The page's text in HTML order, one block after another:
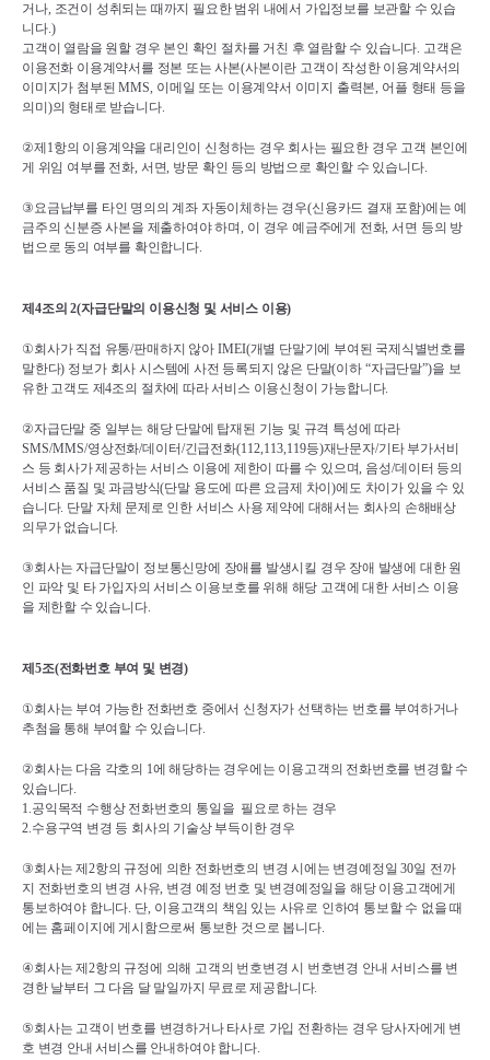
거나, 조건이 성취되는 때까지 필요한 범위 내에서 가입정보를 보관할 수 있습
니다.)
고객이 열람을 원할 경우 본인 확인 절차를 거친 후 열람할 수 있습니다. 고객은
이용전화 이용계약서를 정본 또는 사본(사본이란 고객이 작성한 이용계약서의
이미지가 첨부된 MMS, 이메일 또는 이용계약서 이미지 출력본, 어플 형태 등을
의미 )의 형태로 받습니다.
②제 1항의 이용계약을 대리인이 신청하는 경우 회사는 필요한 경우 고객 본인에
게 위임 여부를 전화, 서면, 방문 확인 등의 방법으로 확인할 수 있습니다.
③요금납부를 타인 명의의 계좌 자동이체하는 경우(신용카드 결재 포함)에는 예
금주의 신분증 사본을 제출하여야 하며, 이 경우 예금주에게 전화, 서면 등의 방
법으로 동의 여부를 확인합니다.
제 4조의 2(자급단말의 이용신청 및 서비스 이용)
①회사가 직접 유통/판매하지 않아 IMEI(개별 단말기에 부여된 국제식별번호를
말한다) 정보가 회사 시스템에 사전 등록되지 않은 단말(이하 “자급단말”)을 보
유한 고객도 제4조의 절차에 따라 서비스 이용신청이 가능합니다.
②
자급단말 중 일부는 해당 단말에 탑재된 기능 및 규격 특성에 따라
SMS/MMS/영상전화/데이터/긴급전화(112,113,119등)재난문자/기타 부가서비
스 등 회사가 제공하는 서비스 이용에 제한이 따를 수 있으며, 음성/데이터 등의
서비스 품질 및 과금방식(단말 용도에 따른 요금제 차이)에도 차이가 있을 수 있
습니다. 단말 자체 문제로 인한 서비스 사용 제약에 대해서는 회사의 손해배상
의무가 없습니다.
③회사는 자급단말이 정보통신망에 장애를 발생시킬 경우 장애 발생에 대한 원
인 파악 및 타 가입자의 서비스 이용보호를 위해 해당 고객에 대한 서비스 이용
을 제한할 수 있습니다.
제 5조(전화번호 부여 및 변경)
①회사는 부여 가능한 전화번호 중에서 신청자가 선택하는 번호를 부여하거나
추첨을 통해 부여할 수 있습니다.
②회사는 다음 각호의 1에 해당하는 경우에는 이용고객의 전화번호를 변경할 수
있습니다.
1.공익목적 수행상 전화번호의 통일을  필요로 하는 경우
2.수용구역 변경 등 회사의 기술상 부득이한 경우
③회사는 제 2항의 규정에 의한 전화번호의 변경 시에는 변경예정일 30일 전까
지 전화번호의 변경 사유, 변경 예정 번호 및 변경예정일을 해당 이용고객에게
통보하여야 합니다. 단, 이용고객의 책임 있는 사유로 인하여 통보할 수 없을 때
에는 홈페이지에 게시함으로써 통보한 것으로 봅니다.
④회사는 제 2항의 규정에 의해 고객의 번호변경 시 번호변경 안내 서비스를 변
경한 날부터 그 다음 달 말일까지 무료로 제공합니다.
⑤회사는 고객이 번호를 변경하거나 타사로 가입 전환하는 경우 당사자에게 변
호 변경 안내 서비스를 안내하여야 합니다.